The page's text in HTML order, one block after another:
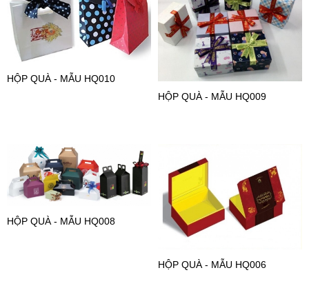
HỘP QUÀ - MẪU HQ010
HỘP QUÀ - MẪU HQ009
HỘP QUÀ - MẪU HQ008
HỘP QUÀ - MẪU HQ006